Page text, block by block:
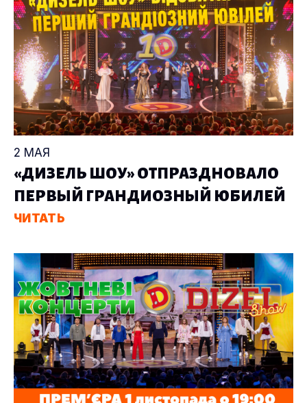
2 МАЯ
«ДИЗЕЛЬ ШОУ» ОТПРАЗДНОВАЛО
ПЕРВЫЙ ГРАНДИОЗНЫЙ ЮБИЛЕЙ
ЧИТАТЬ